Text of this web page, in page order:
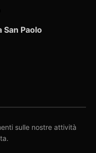
San Paolo
sulle nostre attività